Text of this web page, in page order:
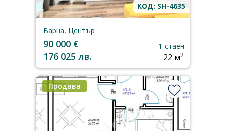
КОД: SH-4635
Варна, Център
90 000 €
176 025 лв.
1-стаен
22 м2
Продава